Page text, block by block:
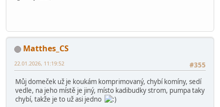
Pokud Vás zajímá přehled mojí tvorby, následujte link na rozcestník:
https://linktr.ee/horcikdesigns
Clermont
#354
22.01.2026, 11:03:14
rybník se stavidlem a vodníkem na vrbě klidně taky nasypat do